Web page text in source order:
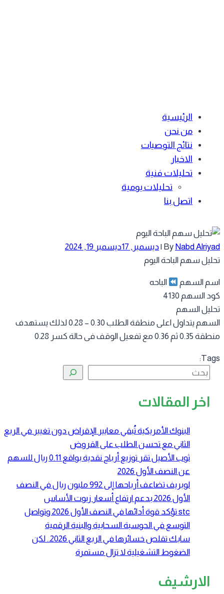
الرئيسية
من نحن
نتائج التوصيات
الاخبار
تحليلات فنية
تحليلات يومية
اتصل بنا
ByNabd
|ديسمبر, 17
ديسمبر 19, 2024
سهم الباحة اليوم
السهم
الباحه
4130
السهم
السهم يتداول اعلى منطقة الطلب 0.30 – 0.28 لذلك يستهدف
فى حالة كسر 0.28
المقالات
البنوك الأمريكية تُبقي معايير الإقراض دون تغيير في الربع
الثاني مع تحسن الطلب على القروض
ثوب الأصيل تقر توزيع أرباح نقدية بواقع 0.11 ريال للسهم
عن النصف الأول 2026
لوبريف تضاعف أرباحها إلى 992 مليون ريال في النصف
الأول 2026 بدعم ارتفاع أسعار زيوت الأساس
stc تؤكد قوة أدائها في النصف الأول 2026 وتواصل
التوسع في الحوسبة السحابية والبنية الرقمية
سابك تقلص خسائرها في الربع الثاني 2026.. لكن
الضغوط التشغيلية لا تزال مستمرة